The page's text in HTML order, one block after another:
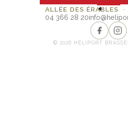
✦
ALLÉE DES ÉRABLES
04 366 28 20
© 2026 HÉLIPORT